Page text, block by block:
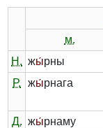
м.
Н. жы́рны
Р.
жы́рнага
Д. жы́рнаму